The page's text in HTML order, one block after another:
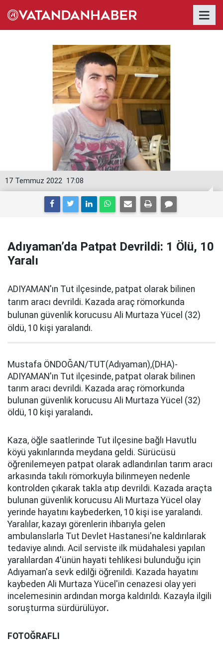
17:08
17 Temmuz 2022
Adıyaman’da Patpat Devrildi: 1 Ölü, 10
Yaralı
ADIYAMAN'ın Tut ilçesinde, patpat olarak bilinen
tarım aracı devrildi. Kazada araç römorkunda
bulunan güvenlik korucusu Ali Murtaza Yücel (32)
öldü, 10 kişi yaralandı.
Mustafa ÖNDOĞAN/TUT(Adıyaman),(DHA)-
ADIYAMAN'ın Tut ilçesinde, patpat olarak bilinen
tarım aracı devrildi. Kazada araç römorkunda
bulunan güvenlik korucusu Ali Murtaza Yücel (32)
öldü, 10 kişi yaralandı.
Kaza, öğle saatlerinde Tut ilçesine bağlı Havutlu
köyü yakınlarında meydana geldi. Sürücüsü
öğrenilemeyen patpat olarak adlandırılan tarım aracı
arkasında takılı römorkuyla bilinmeyen nedenle
kontrolden çıkarak takla atıp devrildi. Kazada araçta
bulunan güvenlik korucusu Ali Murtaza Yücel olay
yerinde hayatını kaybederken, 10 kişi ise yaralandı.
Yaralılar, kazayı görenlerin ihbarıyla gelen
ambulanslarla Tut Devlet Hastanesi'ne kaldırılarak
tedaviye alındı. Acil serviste ilk müdahalesi yapılan
yaralılardan 4'ünün hayati tehlikesi bulunduğu için
Adıyaman'a sevk edilği öğrenildi. Kazada hayatını
kaybeden Ali Murtaza Yücel'in cenazesi olay yeri
incelemesinin ardından morga kaldırıldı. Kazayla ilgili
soruşturma sürdürülüyor.
FOTOĞRAFLI